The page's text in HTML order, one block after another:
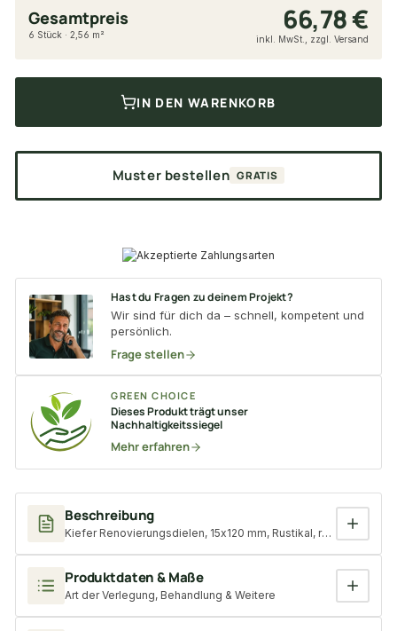
Beschreibung
Kiefer Renovierungsdielen, 15x120 mm, Rustikal, rundum Nut &
Produktdaten & Maße
Art der Verlegung, Behandlung & Weitere
Gesamtpreis 66,78 €
6 Stück · 2,56 m² inkl. MwSt., zzgl. Versand
IN DEN WARENKORB
Muster bestellen GRATIS
Hast du Fragen zu deinem Projekt?
Wir sind für dich da – schnell, kompetent und
persönlich.
Frage stellen
GREEN CHOICE
Dieses Produkt trägt unser
Nachhaltigkeitssiegel
Mehr erfahren